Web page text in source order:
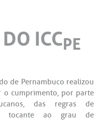
ICCPE
de Pernambuco realizou
o cumprimento, por parte
das regras de
tocante ao grau de